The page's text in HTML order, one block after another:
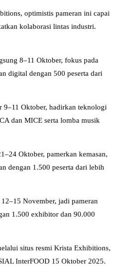
optimistis pameran ini capai
kolaborasi lintas industri.
8–11 Oktober, fokus pada
digital dengan 500 peserta dari
9–11 Oktober, hadirkan teknologi
dan MICE serta lomba musik
Oktober, pamerkan kemasan,
dengan 1.500 peserta dari lebih
November, jadi pameran
1.500 exhibitor dan 90.000
situs resmi Krista Exhibitions,
InterFOOD 15 Oktober 2025.